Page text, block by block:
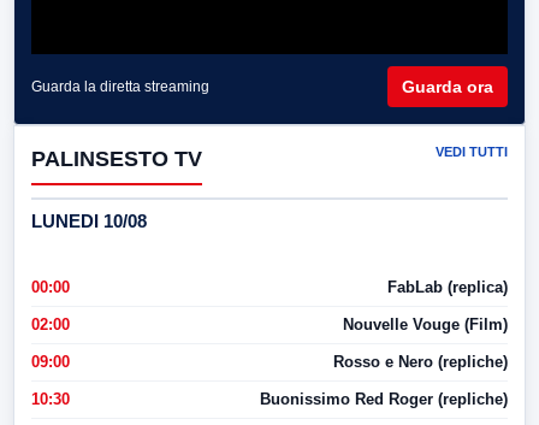
Guarda la diretta streaming Guarda ora
PALINSESTO TV VEDI TUTTI
LUNEDI 10/08
00:00 FabLab (replica)
02:00 Nouvelle Vouge (Film)
09:00 Rosso e Nero (repliche)
10:30 Buonissimo Red Roger (repliche)